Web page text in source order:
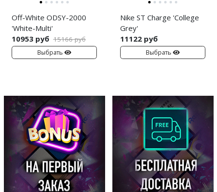
Off-White ODSY-2000
'White-Multi'
10953 руб 15166 руб
Выбрать
Nike ST Charge 'College
Grey'
11122 руб
Выбрать